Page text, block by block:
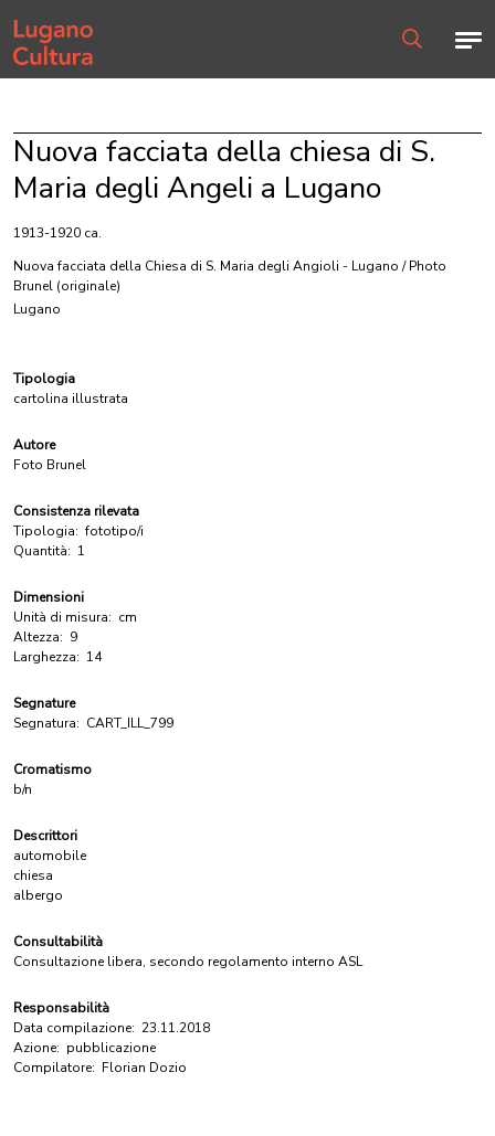
Home page
Nuova facciata della chiesa di S.
Maria degli Angeli a Lugano
1913-1920 ca.
Nuova facciata della Chiesa di S. Maria degli Angioli - Lugano / Photo
Brunel (originale)
Lugano
Tipologia
cartolina illustrata
Autore
Foto Brunel
Consistenza rilevata
Tipologia: fototipo/i
Quantità: 1
Dimensioni
Unità di misura: cm
Altezza: 9
Larghezza: 14
Segnature
Segnatura: CART_ILL_799
Cromatismo
b/n
Descrittori
automobile
chiesa
albergo
Consultabilità
Consultazione libera, secondo regolamento interno ASL
Responsabilità
Data compilazione: 23.11.2018
Azione: pubblicazione
Compilatore: Florian Dozio